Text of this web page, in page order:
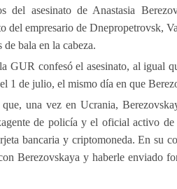
del asesinato de Anastasia
del empresario de Dnepropetrovsk,
bala en la cabeza.
GUR confesó el asesinato, al igual
1 de julio, el mismo día en que
una vez en Ucrania,
de policía y el oficial activo
bancaria y criptomoneda. En su
Berezovskaya y haberle enviado